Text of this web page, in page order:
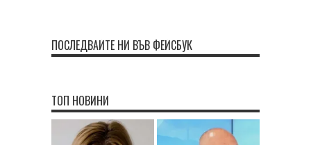
ПОСЛЕДВАЙТЕ НИ ВЪВ ФЕЙСБУК
ТОП НОВИНИ